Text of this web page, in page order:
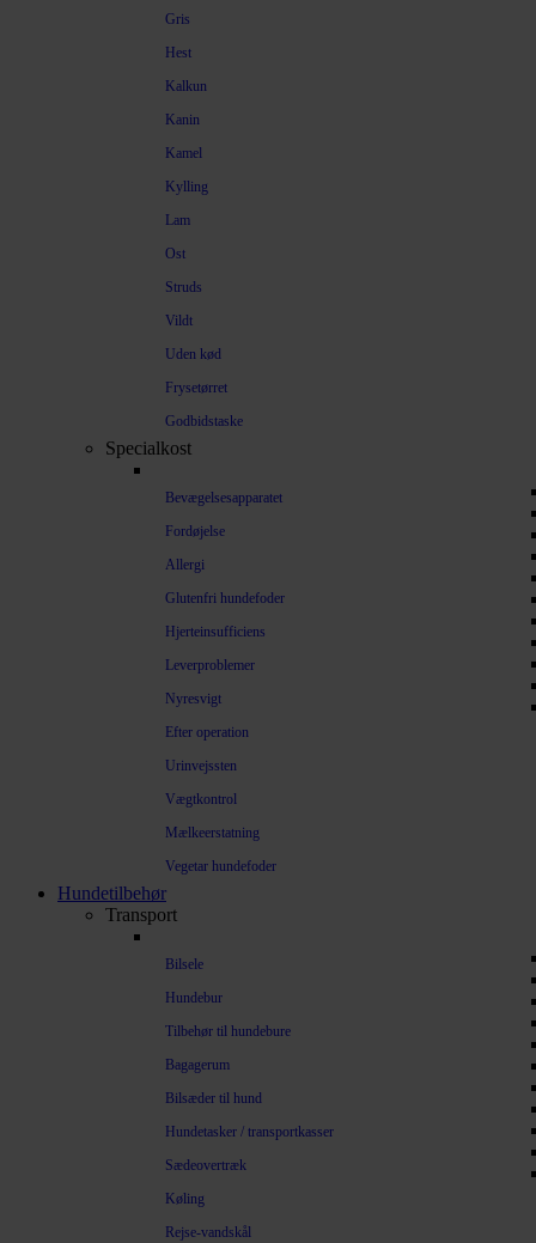
Gris
Hest
Kalkun
Kanin
Kamel
Kylling
Lam
Ost
Struds
Vildt
Uden kød
Frysetørret
Godbidstaske
Specialkost
Bevægelsesapparatet
Fordøjelse
Allergi
Glutenfri hundefoder
Hjerteinsufficiens
Leverproblemer
Nyresvigt
Efter operation
Urinvejssten
Vægtkontrol
Mælkeerstatning
Vegetar hundefoder
Hundetilbehør
Transport
Bilsele
Hundebur
Tilbehør til hundebure
Bagagerum
Bilsæder til hund
Hundetasker / transportkasser
Sædeovertræk
Køling
Rejse-vandskål